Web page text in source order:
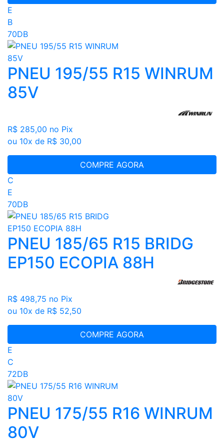
E
B
70DB
PNEU 195/55 R15 WINRUM
85V
R$ 285,00 no Pix
ou 10x de R$ 30,00
COMPRE AGORA
C
E
70DB
PNEU 185/65 R15 BRIDG
EP150 ECOPIA 88H
R$ 498,75 no Pix
ou 10x de R$ 52,50
COMPRE AGORA
E
C
72DB
PNEU 175/55 R16 WINRUM
80V